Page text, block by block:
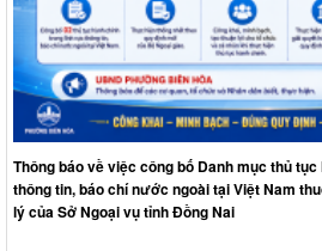
Thông báo về việc công bố Danh mục thủ
thông tin, báo chí nước ngoài tại Việt Nam
lý của Sở Ngoại vụ tỉnh Đồng Nai